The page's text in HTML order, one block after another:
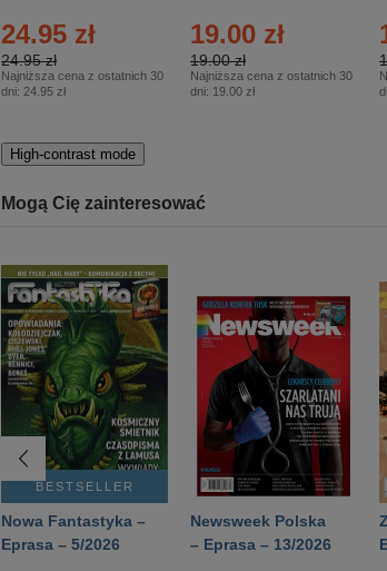
24.95 zł
24.95 zł
Najniższa cena z ostatnich 30
dni: 24.95 zł
– 2/2026
19.00 zł
19.00 zł
Najniższa cena z ostatnich 30
dni: 19.00 zł
High-contrast mode
Mogą Cię zainteresować
BESTSELLER
Nowa Fantastyka –
Eprasa – 5/2026
Newsweek Polska
– Eprasa – 13/2026